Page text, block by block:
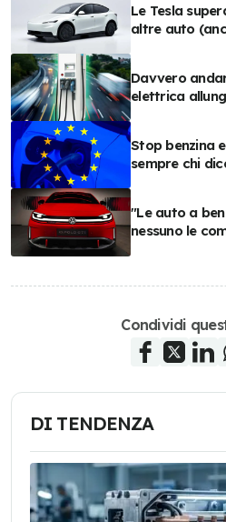
Le Tesla
altre auto
Davvero
elettrica
Stop benzina e
sempre chi
"Le auto a
nessuno le
Condividi
DI TENDENZA